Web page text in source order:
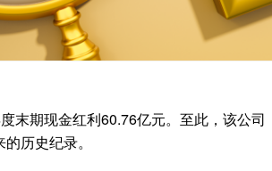
末期现金红利60.76亿元。至此，该公司
历史纪录。